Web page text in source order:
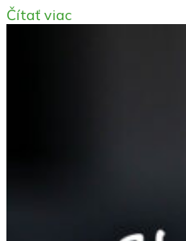
Čítať viac